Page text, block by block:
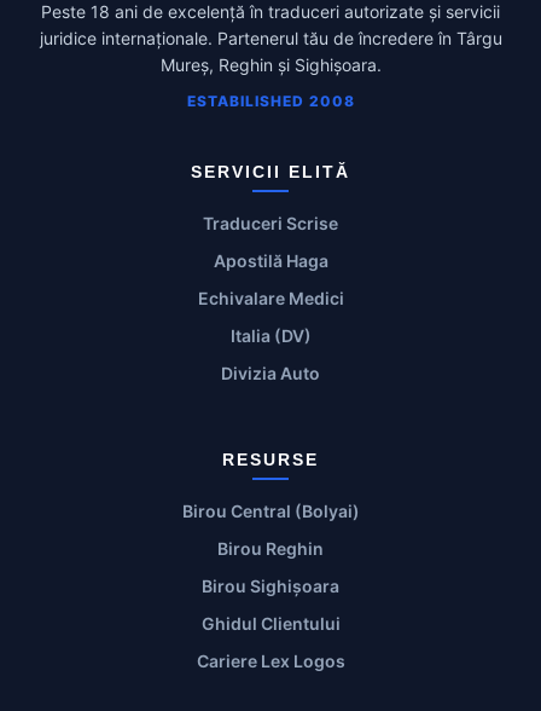
Peste 18 ani de excelență în traduceri autorizate și servicii
juridice internaționale. Partenerul tău de încredere în Târgu
Mureș, Reghin și Sighișoara.
ESTABILISHED 2008
SERVICII ELITĂ
Traduceri Scrise
Apostilă Haga
Echivalare Medici
Italia (DV)
Divizia Auto
RESURSE
Birou Central (Bolyai)
Birou Reghin
Birou Sighișoara
Ghidul Clientului
Cariere Lex Logos